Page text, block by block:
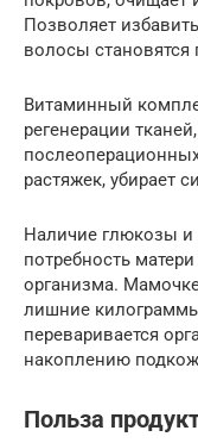
Позволяет
волосы
Витаминный
регенерации
растяжек, убирает
Наличие глюкозы и
потребность
организма.
лишние
переваривается
накоплению
Польза